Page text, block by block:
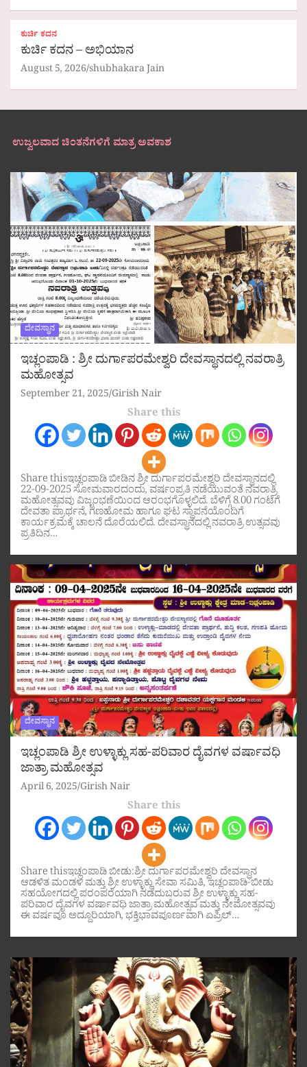
ಕುರ್ಚಿ ಕದನ
ಕುರ್ಚಿ ಕದನ – ಅಭಿಯಾನ
August 5, 2026 shubhakara Jain
ಉಜ್ವಲವಾದ ಚಿಂತನೆಗಳಿಗೆ ಮಾತ್ರ ಅವಕಾಶ
ದೇವಸ್ಥಾನ
ಇಚ್ಲಂಪಾಡಿ : ಶ್ರೀ ದುರ್ಗಾಪರಮೇಶ್ವರಿ ದೇವಸ್ಥಾನದಲ್ಲಿ ನವರಾತ್ರಿ
ಮಹೋತ್ಸವ
September 21, 2025 Girish Nair
Share this
Share thisಇಚ್ಲಂಪಾಡಿ ಬೀಡಿನ ಶ್ರೀ ದುರ್ಗಾಪರಮೇಶ್ವರಿ ದೇವಸ್ಥಾನದಲ್ಲಿ
22-09-2025 ಸೋಮವಾರದಂದು, ವರ್ಷಂಪ್ರತಿ ನಡೆಯುವಂತೆ ನವರಾತ್ರಿ
ಮಹೋತ್ಸವವು ವಿಜೃಂಭಣೆಯಿಂದ ಆರಂಭಗೊಳ್ಳಲಿದೆ. ಬೆಳಿಗ್ಗೆ 8.00 ಗಂಟೆಗೆ
ದೇವತಾ ಪ್ರಾರ್ಥನೆ, ಗಣಹೋಮ ಹಾಗೂ ಘಟ ಸ್ಥಾಪನೆಯೊಂದಿಗೆ
ಕಾರ್ಯಕ್ರಮಕ್ಕೆ ಚಾಲನೆ ದೊರೆಯಲಿದೆ. ದೇವಸ್ಥಾನದಲ್ಲಿ ನವರಾತ್ರಿ ಉತ್ಸವವು
ಪ್ರತಿದಿನ…
ದೇವಸ್ಥಾನ
ಇಚ್ಲಂಪಾಡಿ ಶ್ರೀ ಉಳ್ಳಾಕ್ಲು ಸಹ-ಪರಿವಾರ ದೈವಗಳ ವರ್ಷಾವಧಿ
ಜಾತ್ರಾ ಮಹೋತ್ಸವ
April 6, 2025 Girish Nair
Share this
Share thisಇಚ್ಲಂಪಾಡಿ ಬೀಡು:ಶ್ರೀ ದುರ್ಗಾಪರಮೇಶ್ವರಿ ದೇವಸ್ಥಾನ
ಆಡಳಿತ ಮಂಡಳಿ ಮತ್ತು ಶ್ರೀ ಉಳ್ಳಾಕ್ಲು ಸೇವಾ ಸಮಿತಿ, ಇಚ್ಲಂಪಾಡಿ-ಬೀಡು
ಸಹಯೋಗದಲ್ಲಿ ಪರಂಪರೆಯಾಗಿ ನಡೆದುಬರುವ ಶ್ರೀ ಉಳ್ಳಾಕ್ಲು ಸಹ-
ಪರಿವಾರ ದೈವಗಳ ವರ್ಷಾವಧಿ ಜಾತ್ರಾ ಮಹೋತ್ಸವ ಮತ್ತು ನೇಮೋತ್ಸವವು
ಈ ವರ್ಷವೂ ಅದ್ದೂರಿಯಾಗಿ, ಭಕ್ತಿಭಾವಪೂರ್ಣವಾಗಿ ಏಪ್ರಿಲ್…